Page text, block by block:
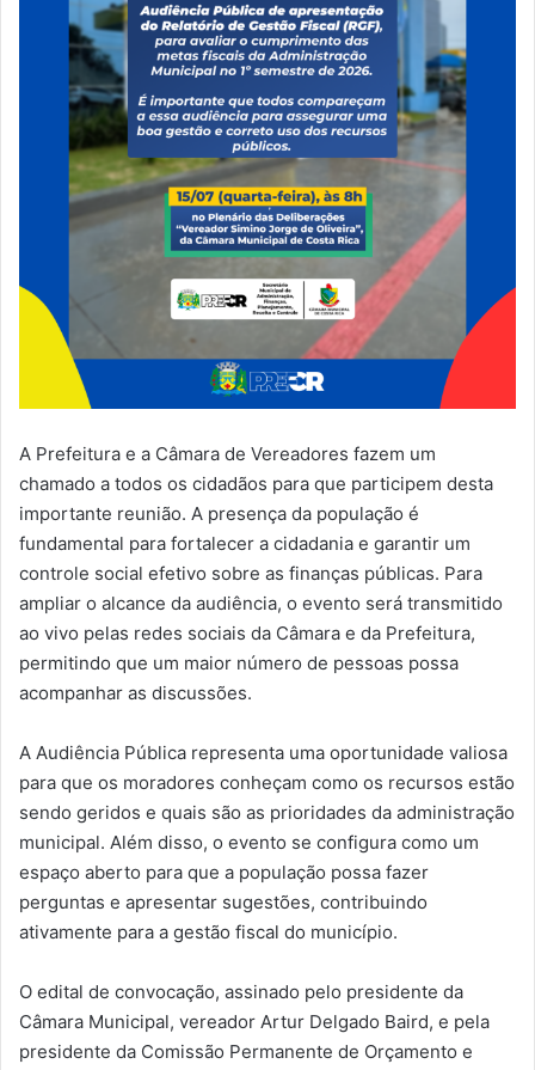
A Prefeitura e a Câmara de Vereadores fazem um
chamado a todos os cidadãos para que participem desta
importante reunião. A presença da população é
fundamental para fortalecer a cidadania e garantir um
controle social efetivo sobre as finanças públicas. Para
ampliar o alcance da audiência, o evento será transmitido
ao vivo pelas redes sociais da Câmara e da Prefeitura,
permitindo que um maior número de pessoas possa
acompanhar as discussões.
A Audiência Pública representa uma oportunidade valiosa
para que os moradores conheçam como os recursos estão
sendo geridos e quais são as prioridades da administração
municipal. Além disso, o evento se configura como um
espaço aberto para que a população possa fazer
perguntas e apresentar sugestões, contribuindo
ativamente para a gestão fiscal do município.
O edital de convocação, assinado pelo presidente da
Câmara Municipal, vereador Artur Delgado Baird, e pela
presidente da Comissão Permanente de Orçamento e